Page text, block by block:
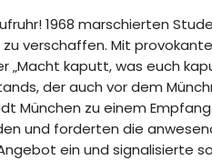
1968 marschierten
verschaffen. Mit
„Macht kaputt, was euch
der auch vor dem
München zu einem
und forderten die
ein und signalisierte